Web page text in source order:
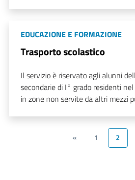
EDUCAZIONE E FORMAZIONE
Trasporto scolastico
Il servizio è riservato agli alunni
secondarie di I° grado residenti
in zone non servite da altri mezzi
« 1 2